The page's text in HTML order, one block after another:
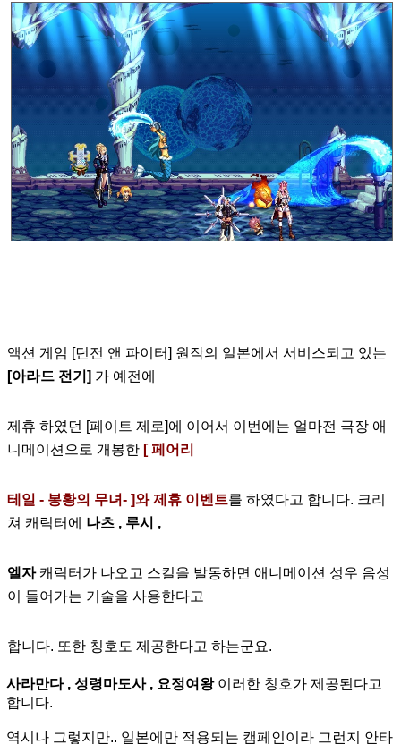
액션 게임 [던전 앤 파이터] 원작의 일본에서 서비스되고 있는
[아라드 전기] 가 예전에
제휴 하였던 [페이트 제 로]에 이어서 이번에는 얼마전 극장 애
니메이션으로 개봉한 [ 페어리
테일 - 봉황의 무녀- ]와 제휴 이벤트를 하였다고 합니다. 크리
쳐 캐릭터에 나츠 , 루시 ,
엘자 캐릭터가 나오고 스킬을 발동하면 애니메이션 성우 음성
이 들어 가는 기술을 사용한다고
합니다. 또한 칭호도 제공한다고 하는군요.
사라만다 , 성령마도사 , 요정여왕이러한 칭호가 제공된다고
합니다.
역시나 그렇지만.. 일본에만 적용되는 캠페인이라 그런지 안타